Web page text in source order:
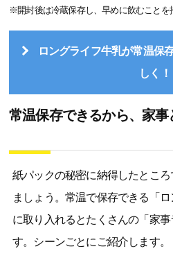
※開封後は冷蔵保存し、早めに飲むことを
ロングライフ牛乳が常温保
しく！
常温保存できるから、家事
紙パックの秘密に納得したとこ
ましょう。常温で保存できる「
に取り入れるとたくさんの「家
す。シーンごとにご紹介します。